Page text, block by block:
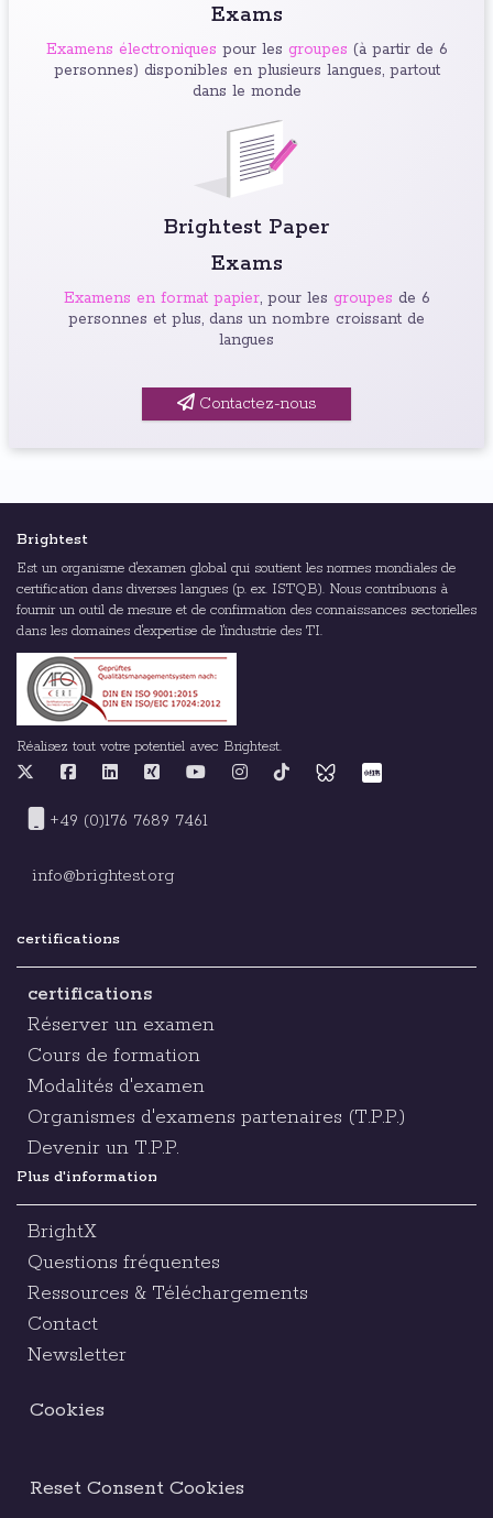
Exams
Examens électroniques pour les groupes (à partir de 6
personnes) disponibles en plusieurs langues, partout
dans le monde
Brightest Paper
Exams
Examens en format papier, pour les groupes de 6
personnes et plus, dans un nombre croissant de
langues
Contactez-nous
Brightest
Est un organisme d'examen global qui soutient les normes mondiales de
certification dans diverses langues (p. ex. ISTQB). Nous contribuons à
fournir un outil de mesure et de confirmation des connaissances sectorielles
dans les domaines d'expertise de l'industrie des TI.
Réalisez tout votre potentiel avec Brightest.
+49 (0)176 7689 7461
info@brightest.org
certifications
certifications
Réserver un examen
Cours de formation
Modalités d'examen
Organismes d'examens partenaires (T.P.P.)
Devenir un T.P.P.
Plus d'information
BrightX
Questions fréquentes
Ressources & Téléchargements
Contact
Newsletter
Cookies
Reset Consent Cookies